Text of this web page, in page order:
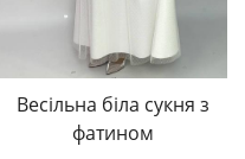
Весільна біла сукня з
фатином